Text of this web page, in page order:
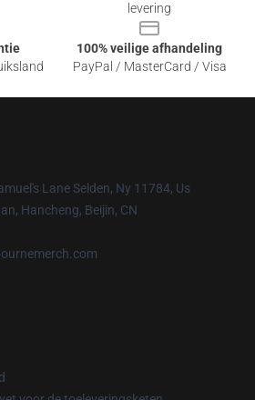
levering
100% veilige afhandeling
PayPal / MasterCard / Visa
Lane Selden, Ny 11784, Us
Hancheng, Beijin, CN